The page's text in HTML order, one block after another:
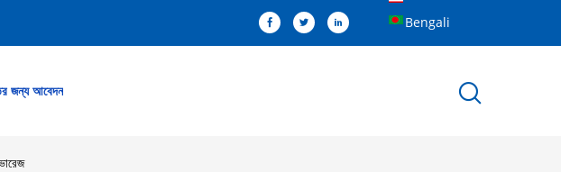
Bengali
জন্য আবেদন